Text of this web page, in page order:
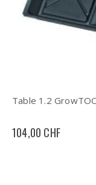
Table 1.2
104,00 CHF